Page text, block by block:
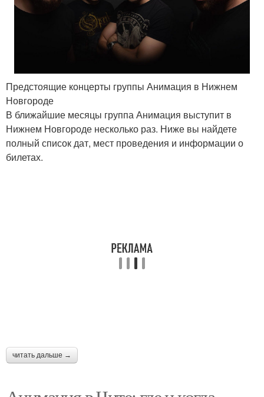
Предстоящие концерты группы Анимация в Нижнем
Новгороде
В ближайшие месяцы группа Анимация выступит в
Нижнем Новгороде несколько раз. Ниже вы найдете
полный список дат, мест проведения и информации о
билетах.
читать дальше →